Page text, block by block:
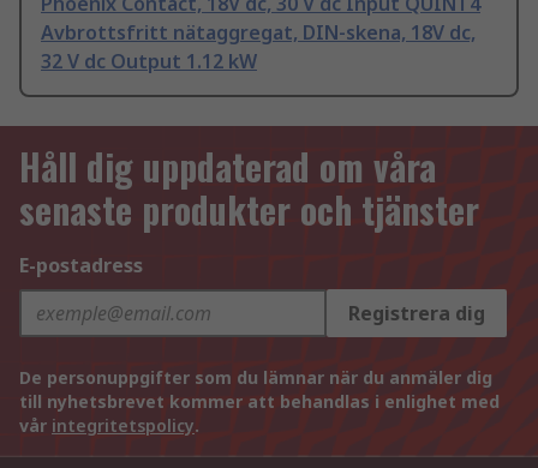
Avbrottsfritt nätaggregat, DIN-skena, 18V dc,
32 V dc Output 1.12 kW
Håll dig uppdaterad om våra
senaste produkter och tjänster
E-postadress
Registrera dig
De personuppgifter som du lämnar när du anmäler dig
till nyhetsbrevet kommer att behandlas i enlighet med
vår integritetspolicy.